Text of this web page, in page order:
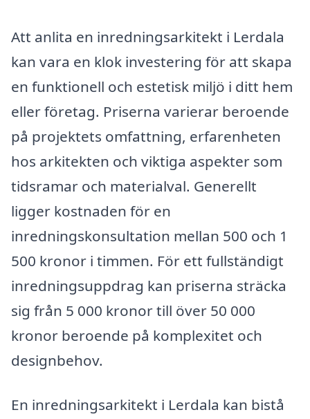
Att anlita en inredningsarkitekt i Lerdala
kan vara en klok investering för att skapa
en funktionell och estetisk miljö i ditt hem
eller företag. Priserna varierar beroende
på projektets omfattning, erfarenheten
hos arkitekten och viktiga aspekter som
tidsramar och materialval. Generellt
ligger kostnaden för en
inredningskonsultation mellan 500 och 1
500 kronor i timmen. För ett fullständigt
inredningsuppdrag kan priserna sträcka
sig från 5 000 kronor till över 50 000
kronor beroende på komplexitet och
designbehov.
En inredningsarkitekt i Lerdala kan bistå